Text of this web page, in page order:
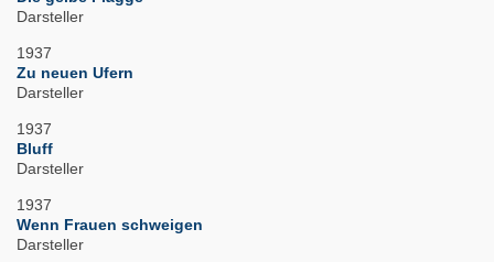
Darsteller
1937
Zu neuen Ufern
Darsteller
1937
Bluff
Darsteller
1937
Wenn Frauen schweigen
Darsteller